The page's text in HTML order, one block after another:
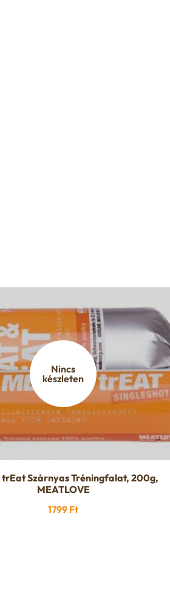
Nincs
készleten
trEat Szárnyas Tréningfalat, 200g,
MEATLOVE
1799 Ft